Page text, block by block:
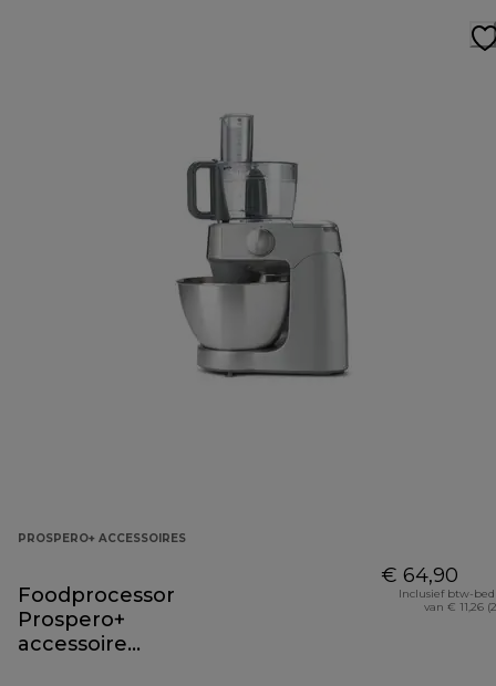
PROSPERO+ ACCESSOIRES
Foodprocessor
Prospero+
accessoire
€ 64,90
Inclusief btw-
van € 11,26